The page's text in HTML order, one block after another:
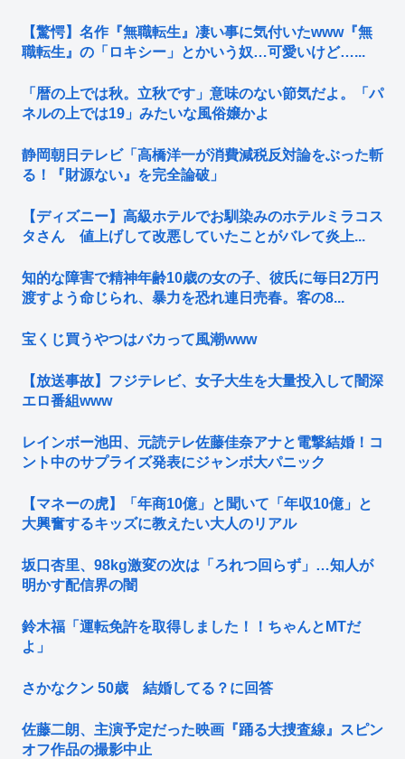
【驚愕】名作『無職転生』凄い事に気付いたwww『無
職転生』の「ロキシー」とかいう奴…可愛いけど…...
「暦の上では秋。立秋です」意味のない節気だよ。「パ
ネルの上では19」みたいな風俗嬢かよ
静岡朝日テレビ「高橋洋一が消費減税反対論をぶった斬
る！『財源ない』を完全論破」
【ディズニー】高級ホテルでお馴染みのホテルミラコス
タさん 値上げして改悪していたことがバレて炎上...
知的な障害で精神年齢10歳の女の子、彼氏に毎日2万円
渡すよう命じられ、暴力を恐れ連日売春。客の8...
宝くじ買うやつはバカって風潮www
【放送事故】フジテレビ、女子大生を大量投入して闇深
エロ番組www
レインボー池田、元読テレ佐藤佳奈アナと電撃結婚！コ
ント中のサプライズ発表にジャンボ大パニック
【マネーの虎】「年商10億」と聞いて「年収10億」と
大興奮するキッズに教えたい大人のリアル
坂口杏里、98kg激変の次は「ろれつ回らず」…知人が
明かす配信界の闇
鈴木福「運転免許を取得しました！！ちゃんとMTだ
よ」
さかなクン 50歳 結婚してる？に回答
佐藤二朗、主演予定だった映画『踊る大捜査線』スピン
オフ作品の撮影中止